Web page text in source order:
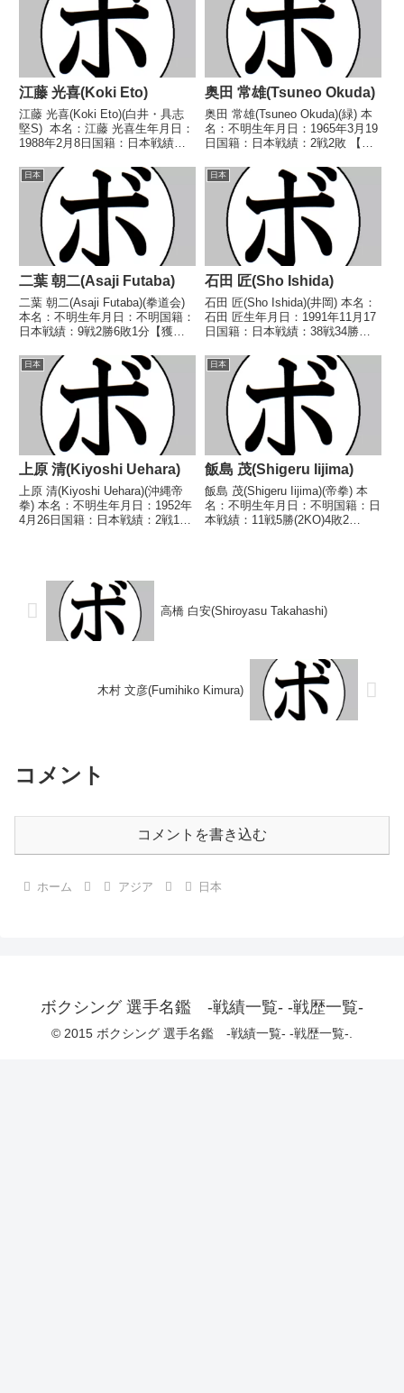
江藤 光喜(Koki Eto)
江藤 光喜(Koki Eto)(白井・具志
堅S) 本名：江藤 光喜生年月日：
1988年2月8日国籍：日本戦績：
合 【獲得タイトル】第40代
OPBF東洋太平洋フライ級王座
WBA世界フライ級暫定王座 ...
奥田 常雄(Tsuneo Okuda)
奥田 常雄(Tsuneo Okuda)(緑) 本
名：不明生年月日：1965年3月19
日国籍：日本戦績：2戦2敗 【獲
1984/07/21 ●1RKO 望月 太郎
(西遠)■1985年度中日本ライト級
新人王決勝1985...
日本
二葉 朝二(Asaji Futaba)
二葉 朝二(Asaji Futaba)(拳道会)
本名：不明生年月日：不明国籍：
日本戦績：9戦2勝6敗1分【獲得
1941/09/22 ●8R判定 (採点不
明) 青木 敏郎(不
二)1942/01/04 △8R判定 (採点
不...
日本
石田 匠(Sho Ishida)
石田 匠(Sho Ishida)(井岡) 本名：
石田 匠生年月日：1991年11月17
日国籍：日本戦績：38戦34勝
2008年度国体少年の部バンタム
級優勝(アマチュア)第37代日本ス
ーパーフライ級王座 【戦...
日本
上原 清(Kiyoshi Uehara)
上原 清(Kiyoshi Uehara)(沖縄帝
拳) 本名：不明生年月日：1952年
4月26日国籍：日本戦績：2戦1勝
栄)1975/01/25 ...
日本
飯島 茂(Shigeru Iijima)
飯島 茂(Shigeru Iijima)(帝拳) 本
名：不明生年月日：不明国籍：日
本戦績：11戦5勝(2KO)4敗2
高橋 白安(Shiroyasu Takahashi)
木村 文彦(Fumihiko Kimura)
コメント
コメントを書き込む
ホーム アジア 日本
ボクシング 選手名鑑 -戦績一覧- -戦歴一覧-
© 2015 ボクシング 選手名鑑 -戦績一覧- -戦歴一覧-.